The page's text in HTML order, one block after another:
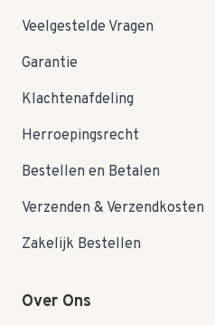
Veelgestelde Vragen
Garantie
Klachtenafdeling
Herroepingsrecht
Bestellen en Betalen
Verzenden & Verzendkosten
Zakelijk Bestellen
Over Ons